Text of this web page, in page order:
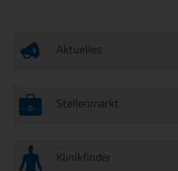
Aktuelles
Stellenmarkt
Klinikfinder